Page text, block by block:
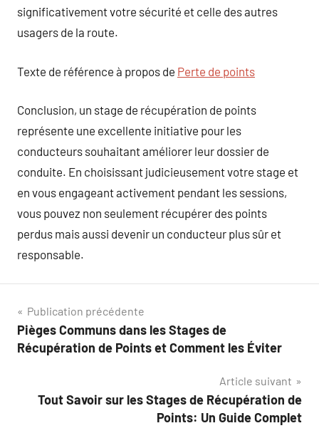
significativement votre sécurité et celle des autres
usagers de la route.
Texte de référence à propos de Perte de points
Conclusion, un stage de récupération de points
représente une excellente initiative pour les
conducteurs souhaitant améliorer leur dossier de
conduite. En choisissant judicieusement votre stage et
en vous engageant activement pendant les sessions,
vous pouvez non seulement récupérer des points
perdus mais aussi devenir un conducteur plus sûr et
responsable.
Navigation
de
Publication précédente
Pièges Communs dans les Stages de
Récupération de Points et Comment les Éviter
Article suivant
Tout Savoir sur les Stages de Récupération de
Points: Un Guide Complet